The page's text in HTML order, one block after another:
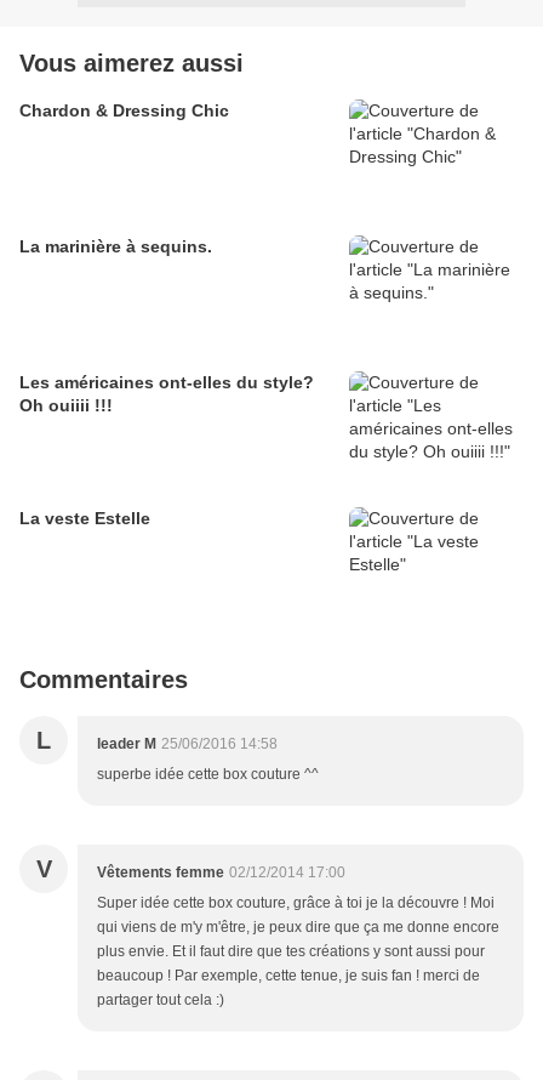
Vous aimerez aussi
Chardon & Dressing Chic
La marinière à sequins.
Les américaines ont-elles du style?
Oh ouiiii !!!
La veste Estelle
Commentaires
L leader M 25/06/2016 14:58
superbe idée cette box couture ^^
V Vêtements femme 02/12/2014 17:00
Super idée cette box couture, grâce à toi je la découvre ! Moi
qui viens de m'y m'être, je peux dire que ça me donne encore
plus envie. Et il faut dire que tes créations y sont aussi pour
beaucoup ! Par exemple, cette tenue, je suis fan ! merci de
partager tout cela :)